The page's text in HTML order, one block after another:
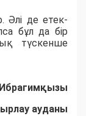
Әлі де етек-
бұл да бір
түскенше
ауданы